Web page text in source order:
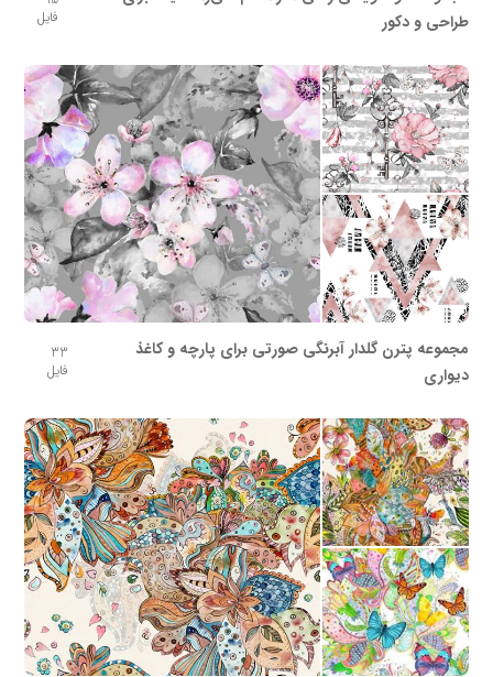
طراحی و دکور
فایل
مجموعه پترن گلدار آبرنگی صورتی برای پارچه و کاغذ
دیواری
33
فایل